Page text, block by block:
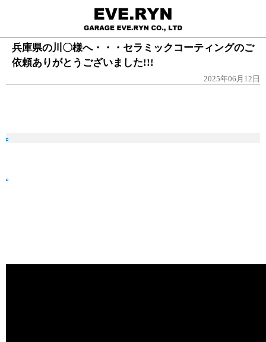
兵庫県の川〇様へ・・・セラミックコーティングのご
依頼ありがとうございました!!!
2025年06月12日